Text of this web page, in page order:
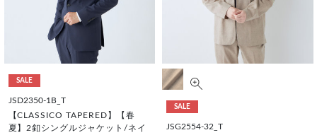
SALE
JSD2350-1B_T
【CLASSICO TAPERED】【春
夏】2釦シングルジャケット/ネイ
SALE
JSG2554-32_T